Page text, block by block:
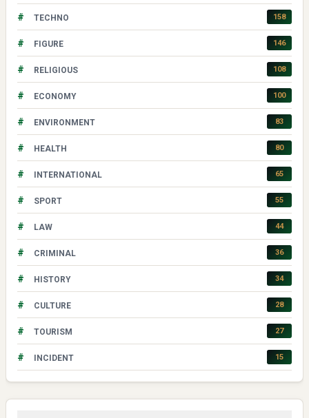
# TECHNO 158
# FIGURE 146
# RELIGIOUS 108
# ECONOMY 100
# ENVIRONMENT 83
# HEALTH 80
# INTERNATIONAL 65
# SPORT 55
# LAW 44
# CRIMINAL 36
# HISTORY 34
# CULTURE 28
# TOURISM 27
# INCIDENT 15